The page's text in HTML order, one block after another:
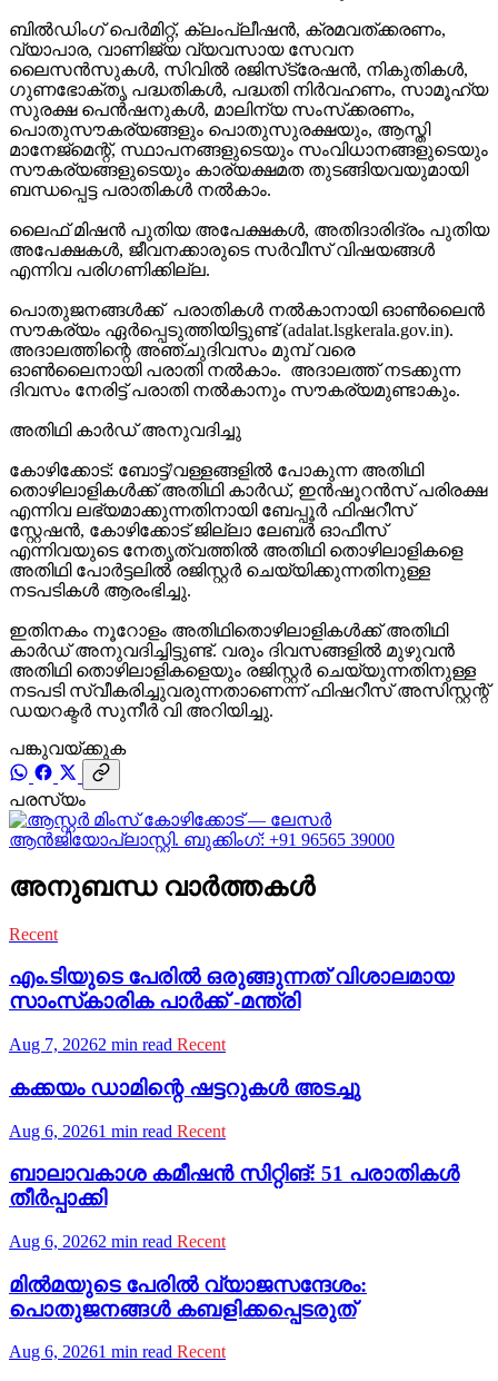
ബില്‍ഡിംഗ് പെര്‍മിറ്റ്, ക്ലംപ്ലീഷന്‍, ക്രമവത്ക്കരണം,
വ്യാപാര, വാണിജ്യ വ്യവസായ സേവന
ലൈസന്‍സുകള്‍, സിവില്‍ രജിസ്‌ട്രേഷന്‍, നികുതികള്‍,
ഗുണഭോക്തൃ പദ്ധതികള്‍, പദ്ധതി നിര്‍വഹണം, സാമൂഹ്യ
സുരക്ഷ പെന്‍ഷനുകള്‍, മാലിന്യ സംസ്‌ക്കരണം,
പൊതുസൗകര്യങ്ങളും പൊതുസുരക്ഷയും, ആസ്തി
മാനേജ്‌മെന്റ്, സ്ഥാപനങ്ങളുടെയും സംവിധാനങ്ങളുടെയും
സൗകര്യങ്ങളുടെയും കാര്യക്ഷമത തുടങ്ങിയവയുമായി
ബന്ധപ്പെട്ട പരാതികള്‍ നൽകാം.
ലൈഫ് മിഷൻ പുതിയ അപേക്ഷകള്‍, അതിദാരിദ്രം പുതിയ
അപേക്ഷകള്‍, ജീവനക്കാരുടെ സര്‍വീസ് വിഷയങ്ങള്‍
എന്നിവ പരിഗണിക്കില്ല.
പൊതുജനങ്ങള്‍ക്ക് പരാതികള്‍ നൽകാനായി ഓണ്‍ലൈന്‍
സൗകര്യം ഏര്‍പ്പെടുത്തിയിട്ടുണ്ട് (adalat.lsgkerala.gov.in).
അദാലത്തിന്റെ അഞ്ചുദിവസം മുമ്പ് വരെ
ഓണ്‍ലൈനായി പരാതി നൽകാം. അദാലത്ത് നടക്കുന്ന
ദിവസം നേരിട്ട് പരാതി നല്‍കാനും സൗകര്യമുണ്ടാകും.
അതിഥി കാര്‍ഡ് അനുവദിച്ചു
കോഴിക്കോട്: ബോട്ട്/വള്ളങ്ങളില്‍ പോകുന്ന അതിഥി
തൊഴിലാളികള്‍ക്ക് അതിഥി കാര്‍ഡ്, ഇന്‍ഷൂറന്‍സ് പരിരക്ഷ
എന്നിവ ലഭ്യമാക്കുന്നതിനായി ബേപ്പൂർ ഫിഷറീസ്
സ്റ്റേഷൻ, കോഴിക്കോട് ജില്ലാ ലേബര്‍ ഓഫീസ്
എന്നിവയുടെ നേതൃത്വത്തില്‍ അതിഥി തൊഴിലാളികളെ
അതിഥി പോര്‍ട്ടലില്‍ രജിസ്റ്റര്‍ ചെയ്യിക്കുന്നതിനുള്ള
നടപടികള്‍ ആരംഭിച്ചു.
ഇതിനകം നൂറോളം അതിഥിതൊഴിലാളികള്‍ക്ക് അതിഥി
കാര്‍ഡ് അനുവദിച്ചിട്ടുണ്ട്. വരും ദിവസങ്ങളില്‍ മുഴുവന്‍
അതിഥി തൊഴിലാളികളെയും രജിസ്റ്റര്‍ ചെയ്യുന്നതിനുള്ള
നടപടി സ്വീകരിച്ചുവരുന്നതാണെന്ന് ഫിഷറീസ് അസിസ്റ്റന്റ്
ഡയറക്ടര്‍ സുനീര്‍ വി അറിയിച്ചു.
പങ്കുവയ്ക്കുക
പരസ്യം
അനുബന്ധ വാർത്തകൾ
Recent
എം.ടിയുടെ പേരില്‍ ഒരുങ്ങുന്നത് വിശാലമായ
സാംസ്‌കാരിക പാര്‍ക്ക് -മന്ത്രി
Aug 7, 20262 min read Recent
കക്കയം ഡാമിന്റെ ഷട്ടറുകള്‍ അടച്ചു
Aug 6, 20261 min read Recent
ബാലാവകാശ കമീഷന്‍ സിറ്റിങ്: 51 പരാതികള്‍
തീര്‍പ്പാക്കി
Aug 6, 20262 min read Recent
മില്‍മയുടെ പേരില്‍ വ്യാജസന്ദേശം:
പൊതുജനങ്ങള്‍ കബളിക്കപ്പെടരുത്
Aug 6, 20261 min read Recent